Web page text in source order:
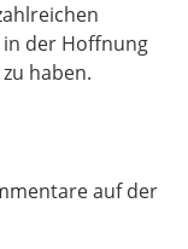
in der Hoffnung
haben.
auf der